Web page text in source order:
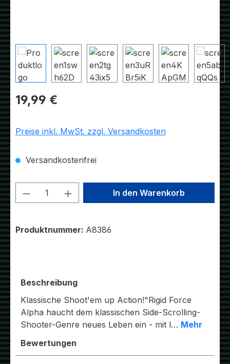
Regulärer Preis:
19,99 €
Preise inkl. MwSt. zzgl. Versandkosten
Versandkostenfrei
Produkt Anzahl: Gib den
In den Warenkorb
Produktnummer: A8386
Beschreibung
Klassische Shoot'em up Action!"Rigid Force
Alpha haucht dem klassischen Side-Scrolling-
Shooter-Genre neues Leben ein - mit l… Mehr
Bewertungen